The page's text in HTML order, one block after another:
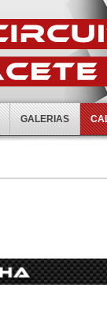
GALERIAS